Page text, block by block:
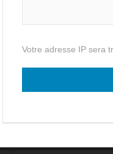
Votre adresse IP sera
Veuillez laisser ce